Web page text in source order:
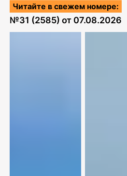
Читайте в свежем номере:
№31 (2585) от 07.08.2026